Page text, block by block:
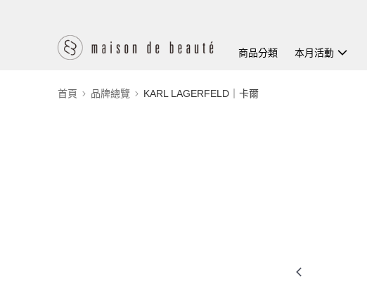
商品分類 本月活動
首頁 品牌總覽 KARL LAGERFELD｜卡爾